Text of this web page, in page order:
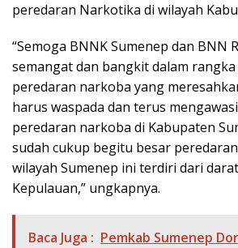
peredaran Narkotika di wilayah
“Semoga BNNK Sumenep dan BNN
semangat dan bangkit dalam
peredaran narkoba yang
harus waspada dan terus
peredaran narkoba di Kabupaten
sudah cukup begitu besar
wilayah Sumenep ini terdiri dari
Kepulauan,” ungkapnya.
Baca Juga : Pemkab Sumenep